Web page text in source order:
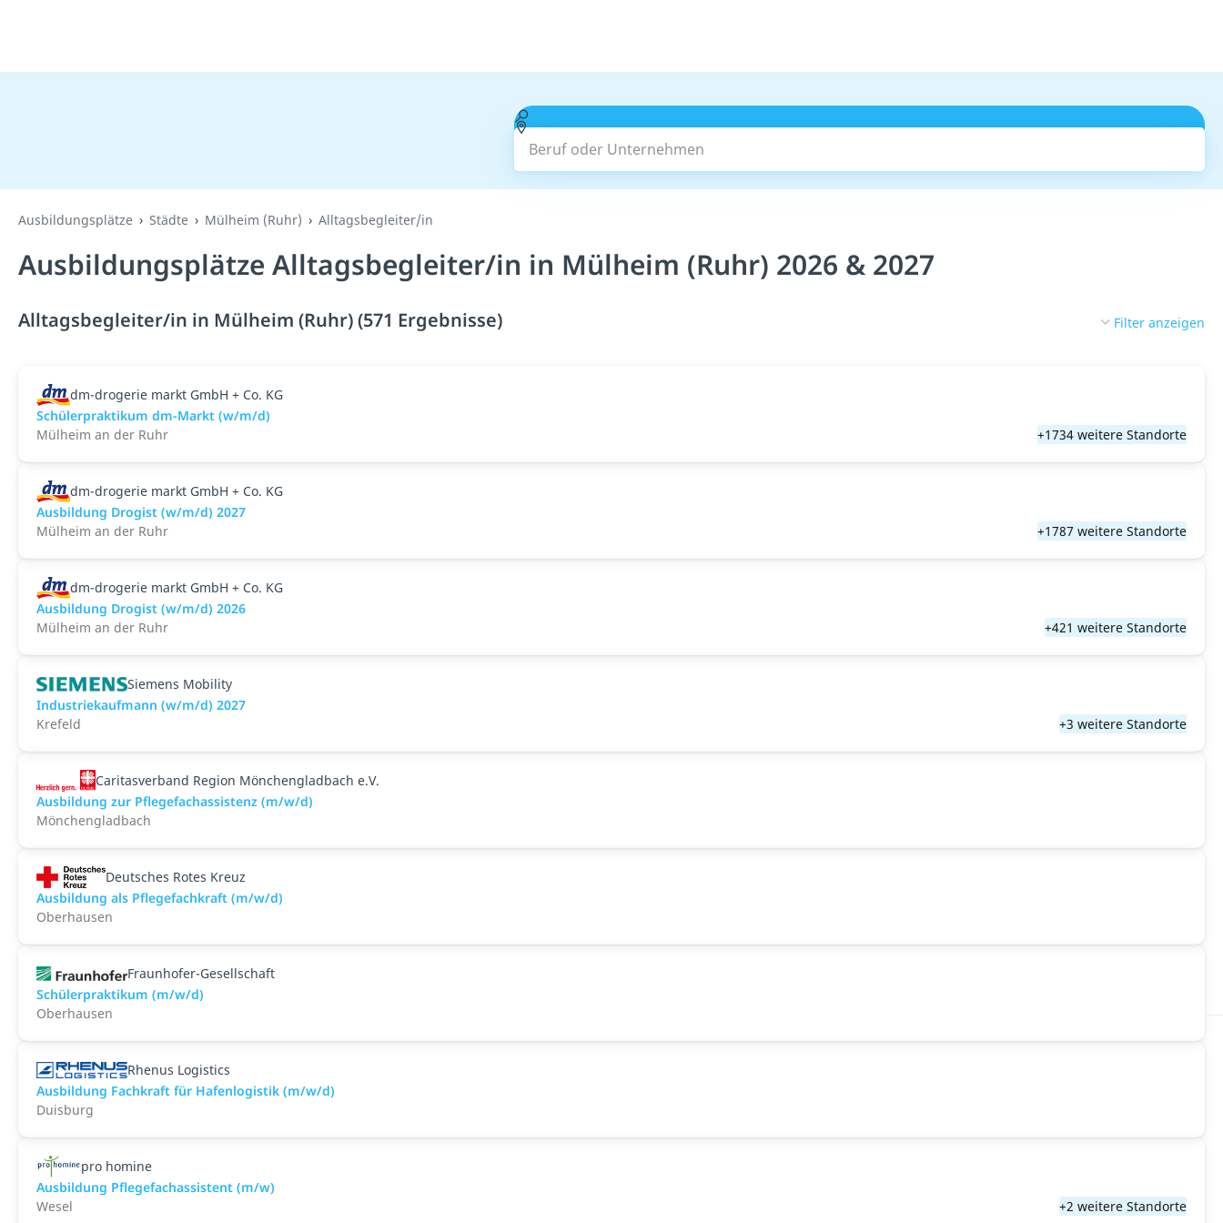
Beruf oder Unternehmen
Ausbildungsplätze Städte Mülheim (Ruhr) Alltagsbegleiter/in
Ausbildungsplätze Alltagsbegleiter/in in Mülheim (Ruhr) 2026 & 2027
Alltagsbegleiter/in in Mülheim (Ruhr) (571 Ergebnisse) Filter anzeigen
dm-drogerie markt GmbH + Co. KG
Schülerpraktikum dm-Markt (w/m/d)
Mülheim an der Ruhr
+1734 weitere Standorte
dm-drogerie markt GmbH + Co. KG
Ausbildung Drogist (w/m/d) 2027
Mülheim an der Ruhr
+1787 weitere Standorte
dm-drogerie markt GmbH + Co. KG
Ausbildung Drogist (w/m/d) 2026
Mülheim an der Ruhr
+421 weitere Standorte
Siemens Mobility
Industriekaufmann (w/m/d) 2027
Krefeld
+3 weitere Standorte
Caritasverband Region Mönchengladbach e.V.
Ausbildung zur Pflegefachassistenz (m/w/d)
Mönchengladbach
Deutsches Rotes Kreuz
Ausbildung als Pflegefachkraft (m/w/d)
Oberhausen
Fraunhofer-Gesellschaft
Schülerpraktikum (m/w/d)
Oberhausen
Rhenus Logistics
Ausbildung Fachkraft für Hafenlogistik (m/w/d)
Duisburg
pro homine
Ausbildung Pflegefachassistent (m/w)
Wesel
+2 weitere Standorte